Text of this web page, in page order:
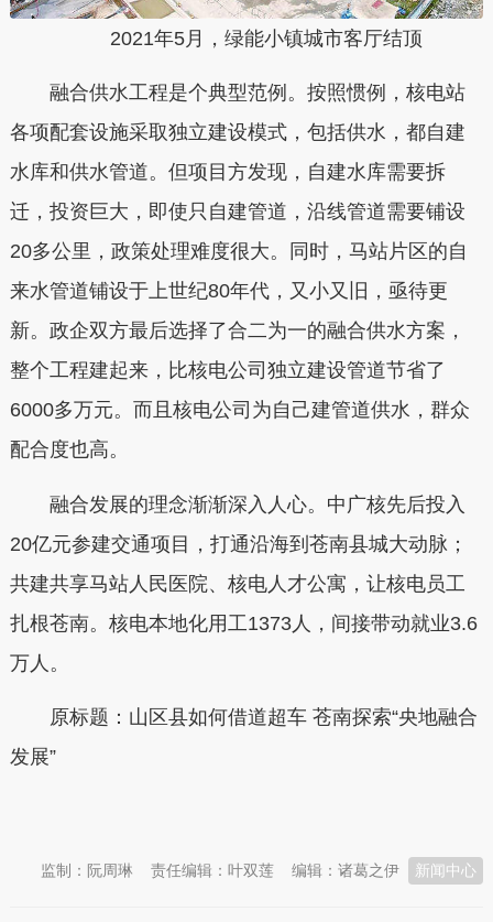
2021年5月，绿能小镇城市客厅结顶
融合供水工程是个典型范例。按照惯例，核电站
各项配套设施采取独立建设模式，包括供水，都自建
水库和供水管道。但项目方发现，自建水库需要拆
迁，投资巨大，即使只自建管道，沿线管道需要铺设
20多公里，政策处理难度很大。同时，马站片区的自
来水管道铺设于上世纪80年代，又小又旧，亟待更
新。政企双方最后选择了合二为一的融合供水方案，
整个工程建起来，比核电公司独立建设管道节省了
6000多万元。而且核电公司为自己建管道供水，群众
配合度也高。
融合发展的理念渐渐深入人心。中广核先后投入
20亿元参建交通项目，打通沿海到苍南县城大动脉；
共建共享马站人民医院、核电人才公寓，让核电员工
扎根苍南。核电本地化用工1373人，间接带动就业3.6
万人。
原标题：山区县如何借道超车 苍南探索“央地融合
发展”
新闻中心
编辑：诸葛之伊
责任编辑：叶双莲
监制：阮周琳